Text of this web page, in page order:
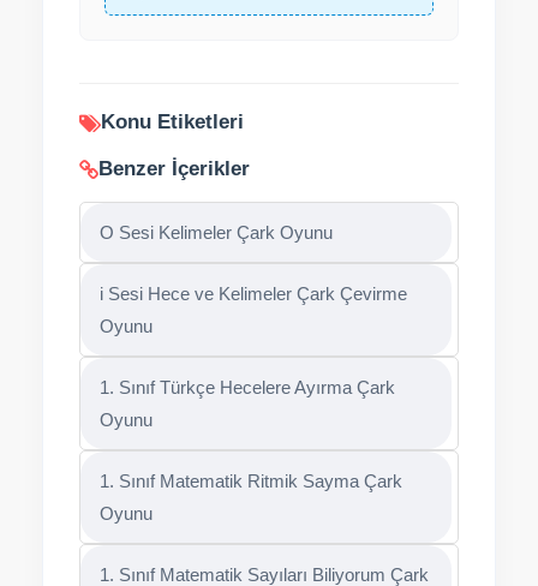
Konu Etiketleri
Benzer İçerikler
O Sesi Kelimeler Çark Oyunu
i Sesi Hece ve Kelimeler Çark Çevirme
Oyunu
1. Sınıf Türkçe Hecelere Ayırma Çark
Oyunu
1. Sınıf Matematik Ritmik Sayma Çark
Oyunu
1. Sınıf Matematik Sayıları Biliyorum Çark